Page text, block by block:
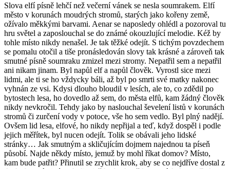
Slova elfí písně lehčí než večerní vánek se nesla soumrakem. Elfí
město v korunách moudrých stromů, starých jako kořeny země,
ožívalo měkkými barvami. Aenar se naposledy ohlédl a pozoroval tu
hru světel a zaposlouchal se do známé okouzlující melodie. Kéž by
tohle místo nikdy nenašel. Je tak těžké odejít. S tichým povzdechem
se pomalu otočil a tiše pronásledován slovy tak krásné a zároveň tak
smutné písně soumraku zmizel mezi stromy. Nepatřil sem a nepatřil
ani nikam jinam. Byl napůl elf a napůl člověk. Vyrostl sice mezi
lidmi, ale ti se ho vždycky báli, až byl po smrti své matky nakonec
vyhnán ze vsi. Kdysi dlouho bloudil v lesích, ale to, co zdědil po
bytostech lesa, ho dovedlo až sem, do města elfů, kam žádný člověk
nikdy nevkročil. Tehdy jako by naslouchal ševelení listů v korunách
stromů či zurčení vody v potoce, vše ho sem vedlo. Byl plný nadějí.
Ovšem lid lesa, elfové, ho nikdy nepřijal a teď, když dospěl i podle
jejich měřítek, byl nucen odejít. Tolik se obávali jeho lidské
stránky… Jak smutným a skličujícím dojmem najednou ta píseň
působí. Najde někdy místo, jemuž by mohl říkat domov? Místo,
kam bude patřit? Přinutil se zrychlit krok, aby se co nejdříve dostal z